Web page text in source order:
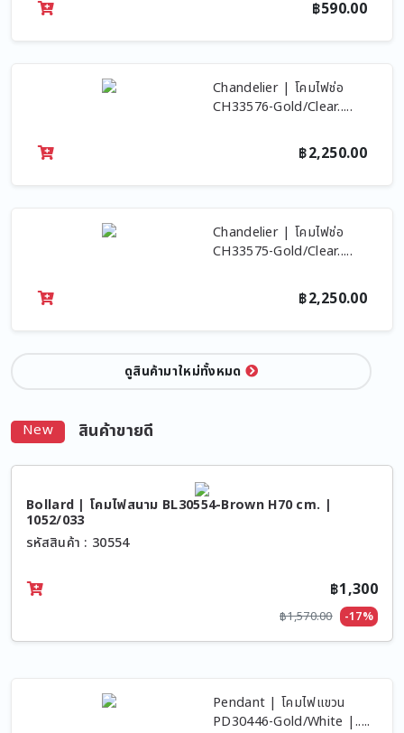
฿590.00
Chandelier | โคมไฟช่อ
CH33576-Gold/Clear.....
฿2,250.00
Chandelier | โคมไฟช่อ
CH33575-Gold/Clear.....
฿2,250.00
ดูสินค้ามาใหม่ทั้งหมด
New สินค้าขายดี
Bollard | โคมไฟสนาม BL30554-Brown H70 cm. |
1052/033
รหัสสินค้า : 30554
฿1,300
฿1,570.00 -17%
Pendant | โคมไฟแขวน
PD30446-Gold/White |.....